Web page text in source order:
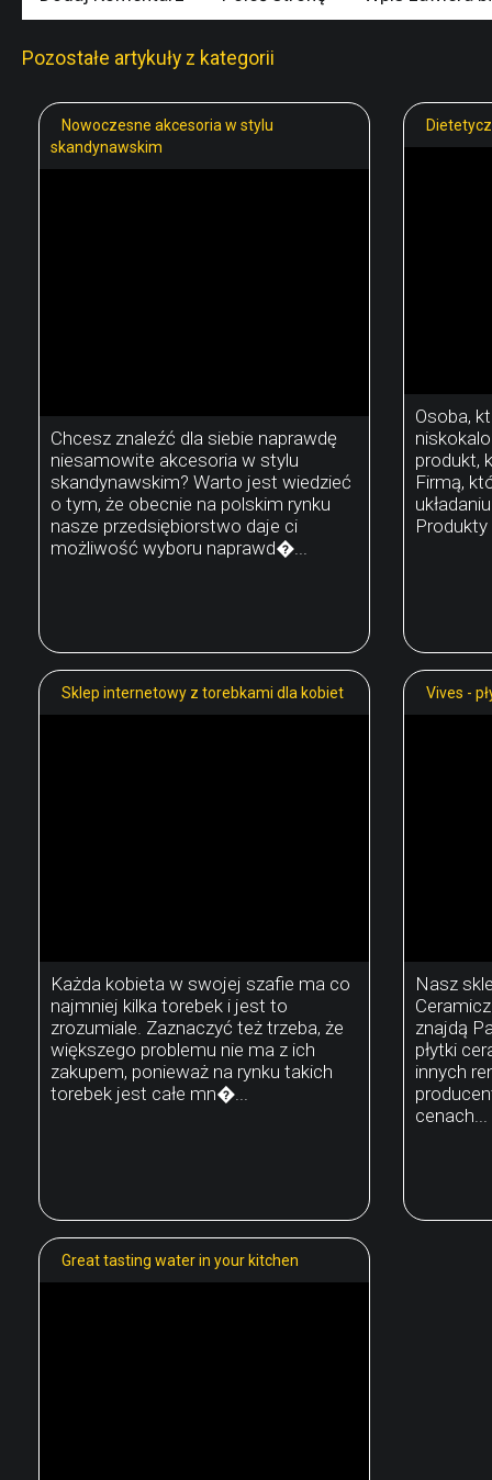
Pozostałe artykuły z kategorii
Nowoczesne akcesoria w stylu
skandynawskim
Chcesz znaleźć dla siebie naprawdę
niesamowite akcesoria w stylu
skandynawskim? Warto jest wiedzieć
o tym, że obecnie na polskim rynku
nasze przedsiębiorstwo daje ci
możliwość wyboru naprawd�...
Osoba,
produkt,
Firmą,
Produkty
Sklep internetowy z torebkami dla kobiet
Każda kobieta w swojej szafie ma co
najmniej kilka torebek i jest to
zrozumiale. Zaznaczyć też trzeba, że
większego problemu nie ma z ich
zakupem, ponieważ na rynku takich
torebek jest całe mn�...
Vives -
Nasz
znajdą
płytki
innych
cenach...
Great tasting water in your kitchen